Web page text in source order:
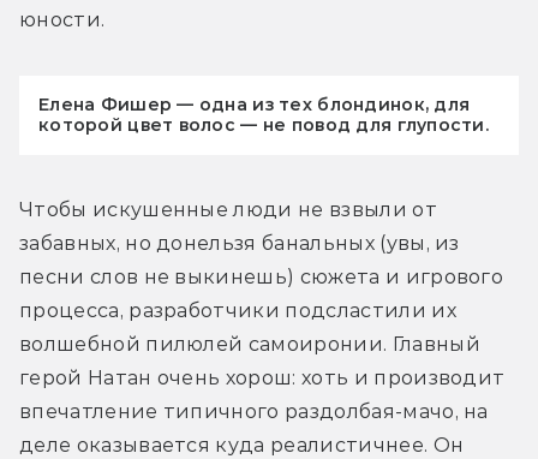
юности.
Елена Фишер — одна из тех блондинок, для
которой цвет волос — не повод для глупости.
Чтобы искушенные люди не взвыли от
забавных, но донельзя банальных (увы, из
песни слов не выкинешь) сюжета и игрового
процесса, разработчики подсластили их
волшебной пилюлей самоиронии. Главный
герой Натан очень хорош: хоть и производит
впечатление типичного раздолбая-мачо, на
деле оказывается куда реалистичнее. Он